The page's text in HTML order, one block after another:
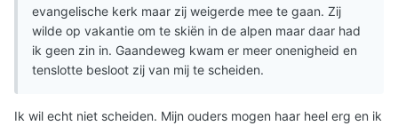
evangelische kerk maar zij weigerde mee te gaan. Zij
wilde op vakantie om te skiën in de alpen maar daar had
ik geen zin in. Gaandeweg kwam er meer onenigheid en
tenslotte besloot zij van mij te scheiden.
Ik wil echt niet scheiden. Mijn ouders mogen haar heel erg en ik